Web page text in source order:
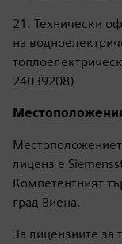
21. Технически
на
24039208)
лиценз е
Компетентният
град Виена.
За лицензиите за